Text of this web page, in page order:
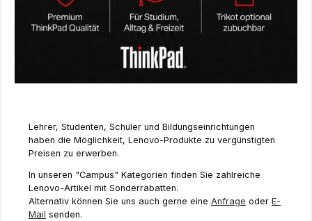
Lehrer, Studenten, Schüler und Bildungseinrichtungen
haben die Möglichkeit, Lenovo-Produkte zu vergünstigten
Preisen zu erwerben.
In unseren "Campus" Kategorien finden Sie zahlreiche
Lenovo-Artikel mit Sonderrabatten.
Alternativ können Sie uns auch gerne eine Anfrage oder E-
Mail senden.